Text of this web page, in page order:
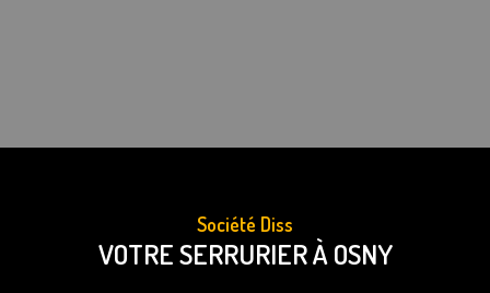
Société Diss
VOTRE SERRURIER À OSNY